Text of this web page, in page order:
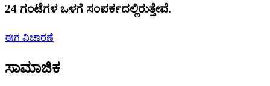
24 ಗಂಟೆಗಳ ಒಳಗೆ ಸಂಪರ್ಕದಲ್ಲಿರುತ್ತೇವೆ.
ಈಗ ವಿಚಾರಣೆ
ಸಾಮಾಜಿಕ